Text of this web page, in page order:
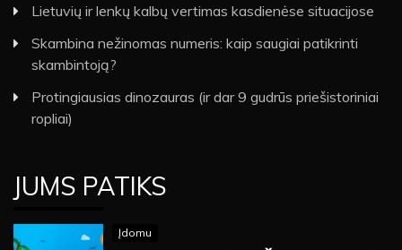
Lietuvių ir lenkų kalbų vertimas kasdienėse situacijose
Skambina nežinomas numeris: kaip saugiai patikrinti
skambintoją?
Protingiausias dinozauras (ir dar 9 gudrūs priešistoriniai
ropliai)
JUMS PATIKS
Įdomu